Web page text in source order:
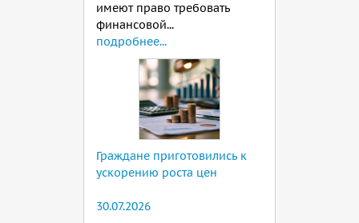
имеют право требовать
финансовой...
подробнее...
Граждане приготовились к
ускорению роста цен
30.07.2026